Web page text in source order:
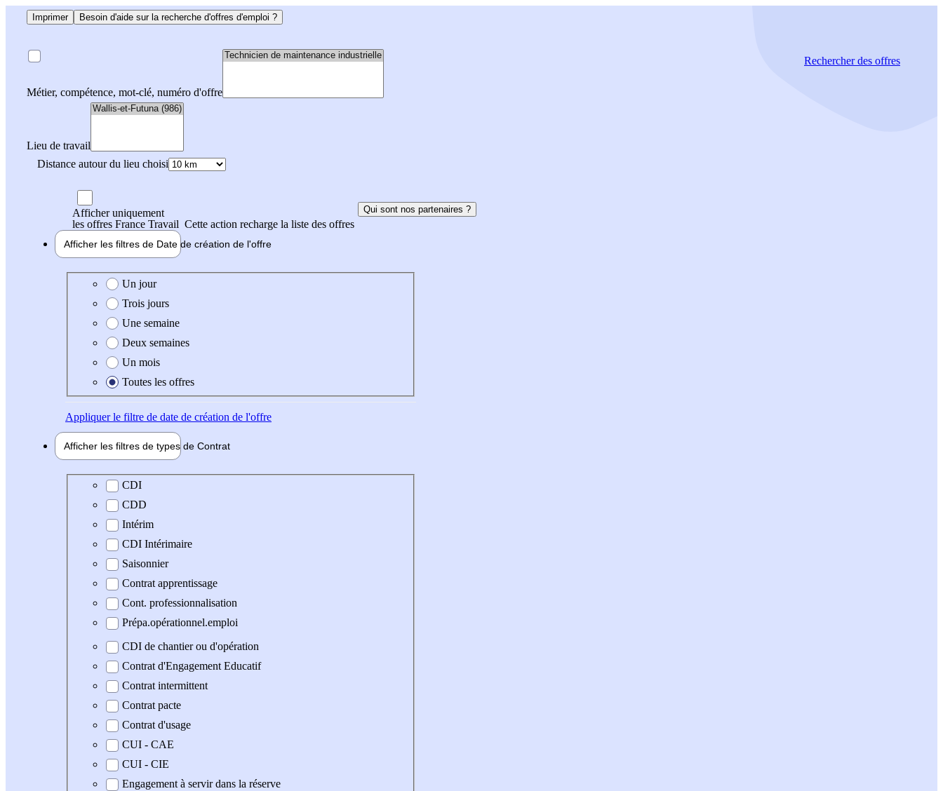
Imprimer Besoin d'aide sur la recherche d'offres d'emploi ?
Métier, compétence, mot-clé, numéro d'offre
Lieu de travail
Distance autour du lieu choisi
Rechercherdes offres
Afficher uniquement
les offres France Travail Cette action recharge la liste des offres
Qui sont nos partenaires ?
Afficher les filtres de Date de création de l'offre
Date de création de l'offre
Un jour
Trois jours
Une semaine
Deux semaines
Un mois
Toutes les offres
Appliquerle filtre de date de création de l'offre
Afficher les filtres de types de Contrat
Type de contrat
CDI
CDD
Intérim
CDI Intérimaire
Saisonnier
Contrat apprentissage
Cont. professionnalisation
Prépa.opérationnel.emploi
CDI de chantier ou d'opération
Contrat d'Engagement Educatif
Contrat intermittent
Contrat pacte
Contrat d'usage
CUI - CAE
CUI - CIE
Engagement à servir dans la réserve